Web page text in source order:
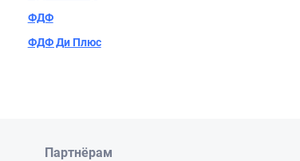
ФДФ
ФДФ Ди Плюс
Партнёрам